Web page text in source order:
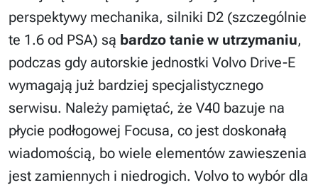
perspektywy mechanika, silniki D2 (szczególnie
te 1.6 od PSA) są bardzo tanie w utrzymaniu,
podczas gdy autorskie jednostki Volvo Drive-E
wymagają już bardziej specjalistycznego
serwisu. Należy pamiętać, że V40 bazuje na
płycie podłogowej Focusa, co jest doskonałą
wiadomością, bo wiele elementów zawieszenia
jest zamiennych i niedrogich. Volvo to wybór dla